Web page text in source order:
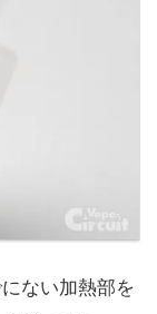
ない加熱部を